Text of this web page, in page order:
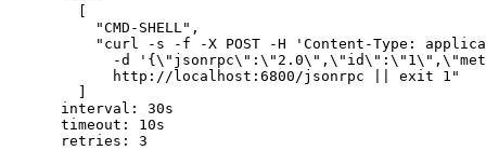
          "CMD-SHELL",
"curl -s -f -X POST -H 'Content-Type:
-d
            http://localhost:6800/jsonrpc || exit 1"
      interval: 30s
      timeout: 10s
      retries: 3